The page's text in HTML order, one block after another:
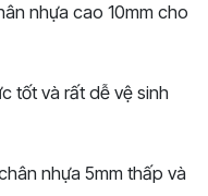
nhựa cao 10mm cho
tốt và rất dễ vệ sinh
nhựa 5mm thấp và